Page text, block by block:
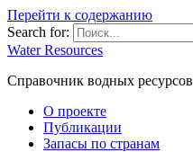
Перейти к содержанию
Search for:
Water Resources
Справочник водных ресурсов
О проекте
Публикации
Запасы по странам